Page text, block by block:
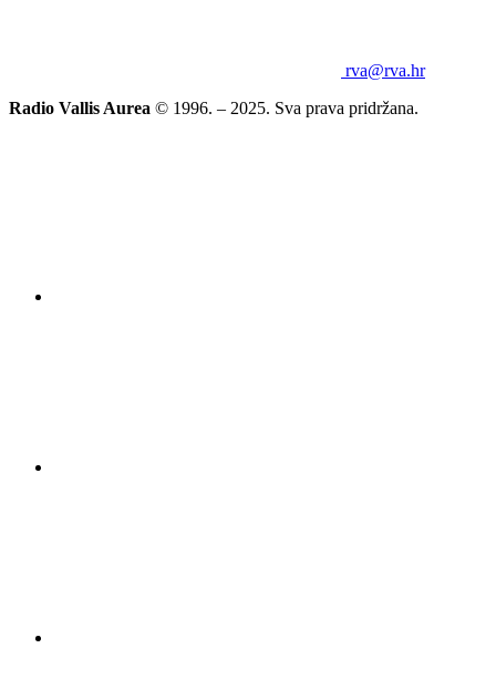
rva@rva.hr
Radio Vallis Aurea © 1996. – 2025. Sva prava pridržana.